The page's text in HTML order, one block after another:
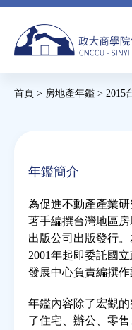
Jump
navigation
表
搜
這
首頁 > 房地產年鑑 > 2015
年鑑簡介
為促進不動產產業
著手編撰台灣地區
出版公司出版發行
2001年起即委託國
發展中心負責編撰作
年鑑內容除了宏觀
了住宅、辦公、零